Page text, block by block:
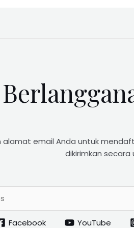
alamat email Anda untuk
dikirimkan
Facebook YouTube